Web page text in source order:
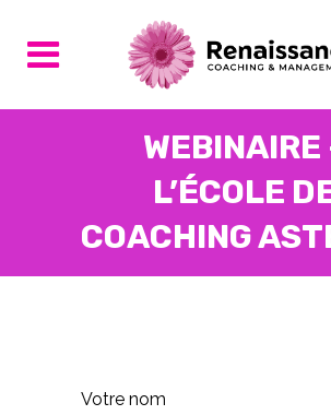
WEBINAIRE
L’ÉCOLE
COACHING
Votre nom